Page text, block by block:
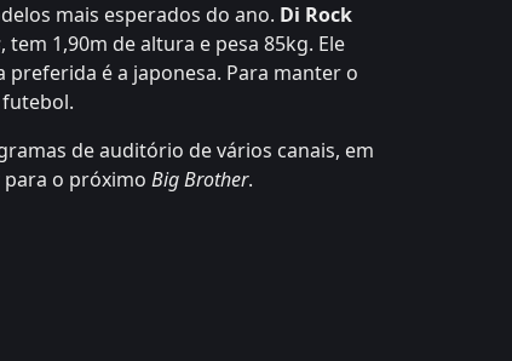
mais esperados do ano. Di Rock
, tem 1,90m de altura e pesa 85kg. Ele
preferida é a japonesa. Para manter o
de auditório de vários canais, em
o próximo Big Brother.